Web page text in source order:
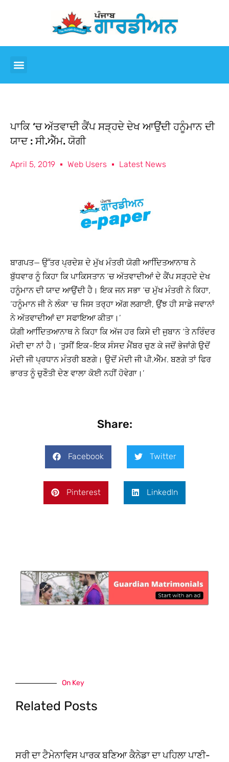
ਪਾਕਿ ‘ਚ ਅੱਤਵਾਦੀ ਕੈਂਪ ਸੜ੍ਹਦੇ ਦੇਖ ਆਉਂਦੀ ਹਨੂੰਮਾਨ ਦੀ
ਯਾਦ : ਸੀ.ਐੱਮ. ਯੋਗੀ
April 5, 2019 Web Users Latest News
ਬਾਗਪਤ— ਉੱਤਰ ਪ੍ਰਦੇਸ਼ ਦੇ ਮੁੱਖ ਮੰਤਰੀ ਯੋਗੀ ਆਦਿਿਤਆਨਾਥ ਨੇ
ਬੁੱਧਵਾਰ ਨੂੰ ਕਿਹਾ ਕਿ ਪਾਕਿਸਤਾਨ ‘ਚ ਅੱਤਵਾਦੀਆਂ ਦੇ ਕੈਂਪ ਸੜ੍ਹਦੇ ਦੇਖ
ਹਨੂੰਮਾਨ ਦੀ ਯਾਦ ਆਉਂਦੀ ਹੈ। ਇਕ ਜਨ ਸਭਾ ‘ਚ ਮੁੱਖ ਮੰਤਰੀ ਨੇ ਕਿਹਾ,
‘ਹਨੂੰਮਾਨ ਜੀ ਨੇ ਲੰਕਾ ‘ਚ ਜਿਸ ਤਰ੍ਹਾ ਅੱਗ ਲਗਾਈ, ਉਂਝ ਹੀ ਸਾਡੇ ਜਵਾਨਾਂ
ਨੇ ਅੱਤਵਾਦੀਆਂ ਦਾ ਸਫਾਇਆ ਕੀਤਾ।’
ਯੋਗੀ ਆਦਿਿਤਆਨਾਥ ਨੇ ਕਿਹਾ ਕਿ ਅੱਜ ਹਰ ਕਿਸੇ ਦੀ ਜੁਬਾਨ ‘ਤੇ ਨਰਿੰਦਰ
ਮੋਦੀ ਦਾ ਨਾਂ ਹੈ। ‘ਤੁਸੀਂ ਇਕ-ਇਕ ਸੰਸਦ ਮੈਂਬਰ ਚੁਣ ਕੇ ਜਦੋਂ ਭੇਜਾਂਗੇ ਉਦੋਂ
ਮੋਦੀ ਜੀ ਪ੍ਰਧਾਨ ਮੰਤਰੀ ਬਣਗੇ। ਉਦੋਂ ਮੋਦੀ ਜੀ ਪੀ.ਐੱਮ. ਬਣਗੇ ਤਾਂ ਫਿਰ
ਭਾਰਤ ਨੂੰ ਚੁਣੌਤੀ ਦੇਣ ਵਾਲਾ ਕੋਈ ਨਹੀਂ ਹੋਵੇਗਾ।’
Share:
Facebook Twitter
Pinterest LinkedIn
On Key
Related Posts
ਸਰੀ ਦਾ ਟੈਮੇਨਾਵਿਸ ਪਾਰਕ ਬਣਿਆ ਕੈਨੇਡਾ ਦਾ ਪਹਿਲਾ ਪਾਣੀ-